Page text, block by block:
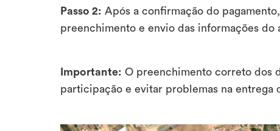
Passo 2: Após a confirmação do
preenchimento e envio das informações do
Importante: O preenchimento correto dos
participação e evitar problemas na entrega